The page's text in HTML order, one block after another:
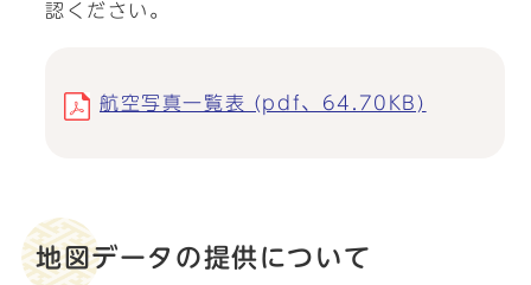
認ください。
航空写真一覧表 (pdf、64.70KB)
地図データの提供について